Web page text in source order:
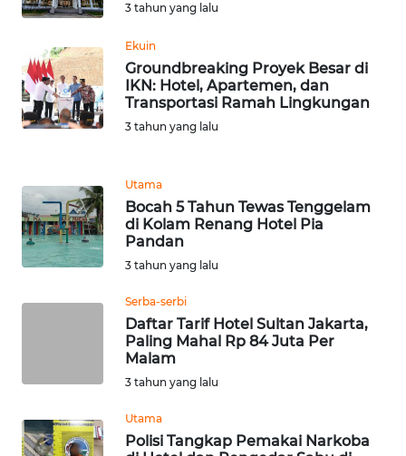
3 tahun yang lalu
Ekuin
Groundbreaking Proyek Besar di
IKN: Hotel, Apartemen, dan
Transportasi Ramah Lingkungan
3 tahun yang lalu
Utama
Bocah 5 Tahun Tewas Tenggelam
di Kolam Renang Hotel Pia
Pandan
3 tahun yang lalu
Serba-serbi
Daftar Tarif Hotel Sultan Jakarta,
Paling Mahal Rp 84 Juta Per
Malam
3 tahun yang lalu
Utama
Polisi Tangkap Pemakai Narkoba
DEPOK
WN
TAPANULI
WN
SAMOSIR
WN
CIANJUR